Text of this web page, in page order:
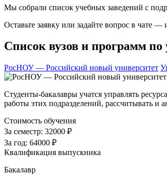
Мы собрали список учебных заведений с
Оставьте заявку или задайте вопрос в чате
Список вузов и программ по
РосНОУ — Российский новый университет
Студенты-бакалавры учатся управлять
работы этих подразделений, рассчитывать и
Стоимость обучения
За семестр: 32000 ₽
За год: 64000 ₽
Квалификация выпускника
Бакалавр